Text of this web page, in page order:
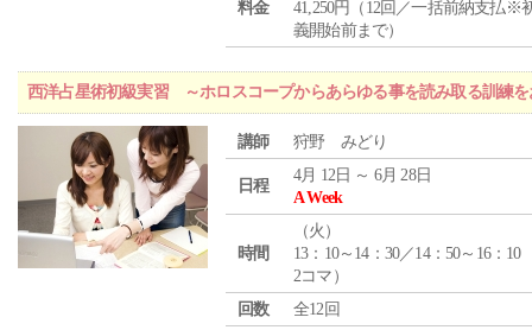
料金
41,250円（12回／一括前納支払※
義開始前まで）
西洋占星術初級実習 ～ホロスコープからあらゆる事を読み取る訓練を
講師 狩野 みどり
日程
4月 12日 ～ 6月 28日
A Week
時間
（火 ）
13：10～14：30／14：50～16：10
2コマ）
回数
全12回